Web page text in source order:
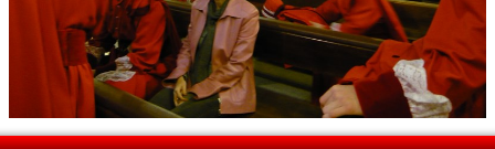
Procesión de las Antorchas
Actos